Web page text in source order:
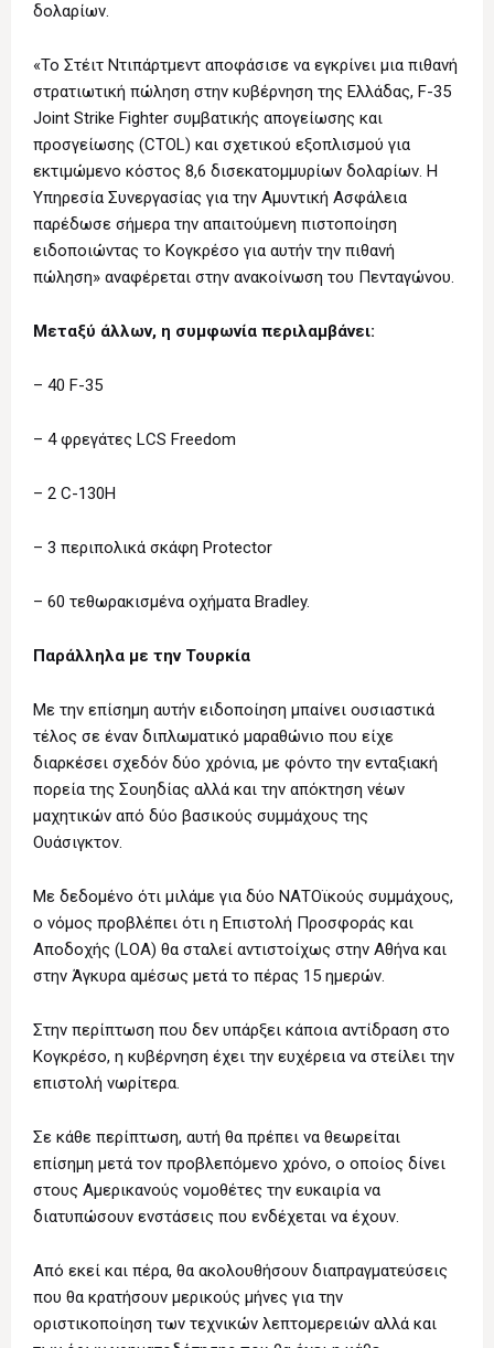
δολαρίων.
«Το Στέιτ Ντιπάρτμεντ αποφάσισε να εγκρίνει μια πιθανή
στρατιωτική πώληση στην κυβέρνηση της Ελλάδας, F-35
Joint Strike Fighter συμβατικής απογείωσης και
προσγείωσης (CTOL) και σχετικού εξοπλισμού για
εκτιμώμενο κόστος 8,6 δισεκατομμυρίων δολαρίων. Η
Υπηρεσία Συνεργασίας για την Αμυντική Ασφάλεια
παρέδωσε σήμερα την απαιτούμενη πιστοποίηση
ειδοποιώντας το Κογκρέσο για αυτήν την πιθανή
πώληση» αναφέρεται στην ανακοίνωση του Πενταγώνου.
Μεταξύ άλλων, η συμφωνία περιλαμβάνει:
– 40 F-35
– 4 φρεγάτες LCS Freedom
– 2 C-130H
– 3 περιπολικά σκάφη Protector
– 60 τεθωρακισμένα οχήματα Bradley.
Παράλληλα με την Τουρκία
Με την επίσημη αυτήν ειδοποίηση μπαίνει ουσιαστικά
τέλος σε έναν διπλωματικό μαραθώνιο που είχε
διαρκέσει σχεδόν δύο χρόνια, με φόντο την ενταξιακή
πορεία της Σουηδίας αλλά και την απόκτηση νέων
μαχητικών από δύο βασικούς συμμάχους της
Ουάσιγκτον.
Με δεδομένο ότι μιλάμε για δύο ΝΑΤΟϊκούς συμμάχους,
ο νόμος προβλέπει ότι η Επιστολή Προσφοράς και
Αποδοχής (LOA) θα σταλεί αντιστοίχως στην Αθήνα και
στην Άγκυρα αμέσως μετά το πέρας 15 ημερών.
Στην περίπτωση που δεν υπάρξει κάποια αντίδραση στο
Κογκρέσο, η κυβέρνηση έχει την ευχέρεια να στείλει την
επιστολή νωρίτερα.
Σε κάθε περίπτωση, αυτή θα πρέπει να θεωρείται
επίσημη μετά τον προβλεπόμενο χρόνο, ο οποίος δίνει
στους Αμερικανούς νομοθέτες την ευκαιρία να
διατυπώσουν ενστάσεις που ενδέχεται να έχουν.
Από εκεί και πέρα, θα ακολουθήσουν διαπραγματεύσεις
που θα κρατήσουν μερικούς μήνες για την
οριστικοποίηση των τεχνικών λεπτομερειών αλλά και